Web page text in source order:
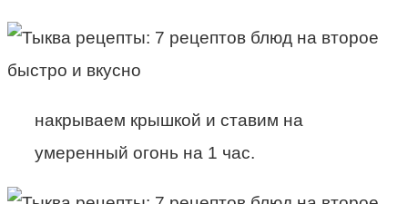
накрываем крышкой и ставим на
умеренный огонь на 1 час.